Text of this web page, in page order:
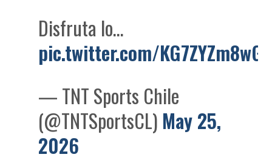
Disfruta lo…
pic.twitter.com/KG7ZYZm8wG
— TNT Sports Chile
(@TNTSportsCL) May 25,
2026